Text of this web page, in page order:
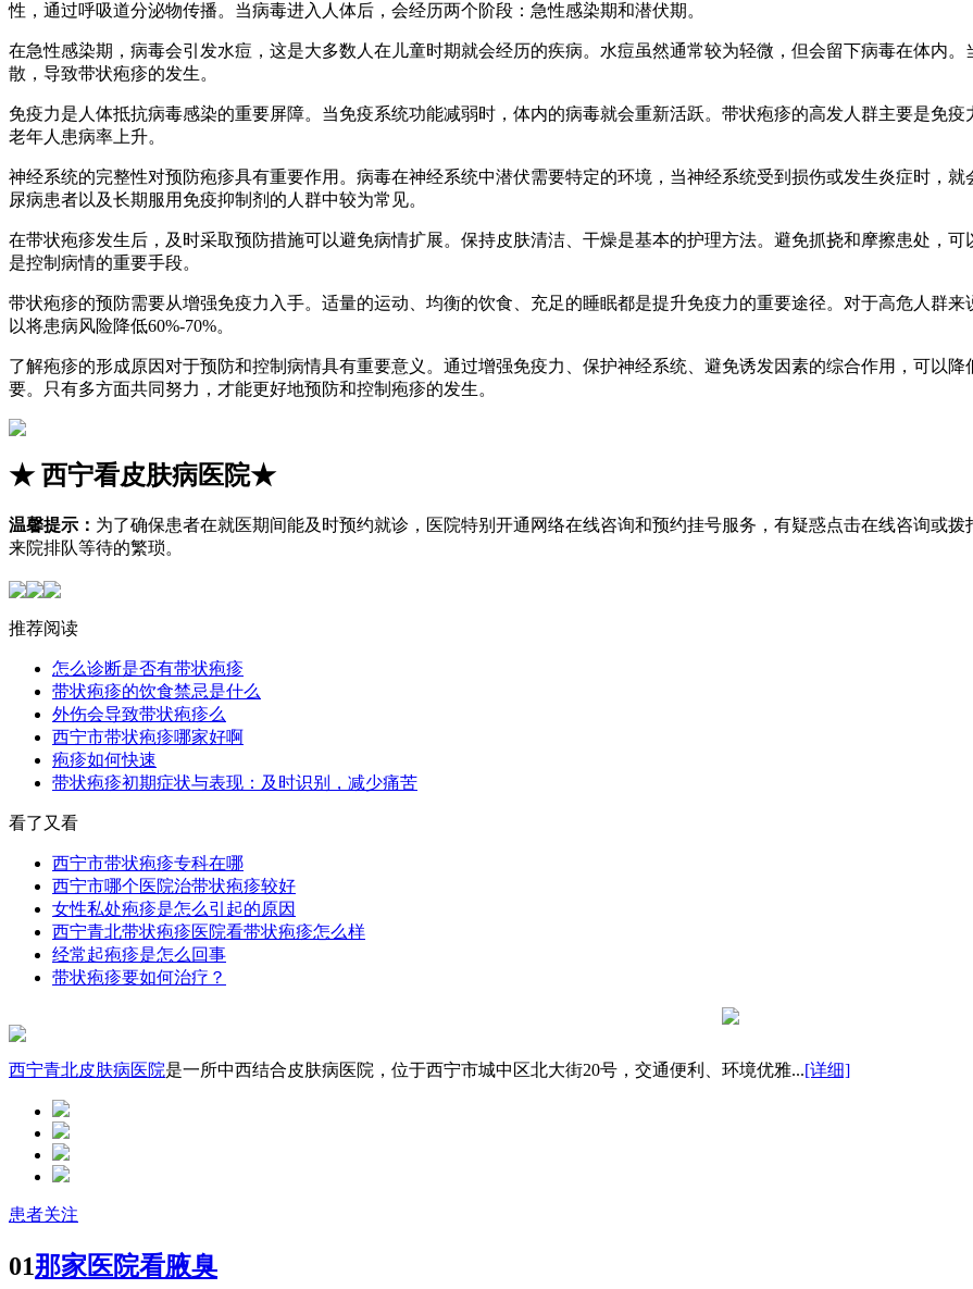
性，通过呼吸道分泌物传播。当病毒进入人体后，会经历两个阶段：急性感染期和潜伏期。
在急性感染期，病毒会引发水痘，这是大多数人在儿童时期就会经历的疾病。水痘虽然通常较为轻微，但会留下病毒在体内
散，导致带状疱疹的发生。
免疫力是人体抵抗病毒感染的重要屏障。当免疫系统功能减弱时，体内的病毒就会重新活跃。带状疱疹的高发人群主要是免
老年人患病率上升。
神经系统的完整性对预防疱疹具有重要作用。病毒在神经系统中潜伏需要特定的环境，当神经系统受到损伤或发生炎症时，
尿病患者以及长期服用免疫抑制剂的人群中较为常见。
在带状疱疹发生后，及时采取预防措施可以避免病情扩展。保持皮肤清洁、干燥是基本的护理方法。避免抓挠和摩擦患处，
是控制病情的重要手段。
带状疱疹的预防需要从增强免疫力入手。适量的运动、均衡的饮食、充足的睡眠都是提升免疫力的重要途径。对于高危人群
以将患病风险降低60%-70%。
了解疱疹的形成原因对于预防和控制病情具有重要意义。通过增强免疫力、保护神经系统、避免诱发因素的综合作用，可以
要。只有多方面共同努力，才能更好地预防和控制疱疹的发生。
★西宁看皮肤病医院★
温馨提示： 为了确保患者在就医期间能及时预约就诊，医院特别开通网络在线咨询和预约挂号服务，有疑惑点击在线咨询或拨
来院排队等待的繁琐。
推荐阅读
怎么诊断是否有带状疱疹
带状疱疹的饮食禁忌是什么
外伤会导致带状疱疹么
西宁市带状疱疹哪家好啊
疱疹如何快速
带状疱疹初期症状与表现：及时识别，减少痛苦
看了又看
西宁市带状疱疹专科在哪
西宁市哪个医院治带状疱疹较好
女性私处疱疹是怎么引起的原因
西宁青北带状疱疹医院看带状疱疹怎么样
经常起疱疹是怎么回事
带状疱疹要如何治疗？
西宁青北皮肤病医院是一所中西结合皮肤病医院，位于西宁市城中区北大街20号，交通便利、环境优雅...[详细]
患者关注
01那家医院看腋臭